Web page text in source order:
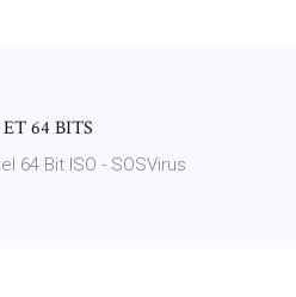
64 BITS
64 Bit ISO - SOSVirus